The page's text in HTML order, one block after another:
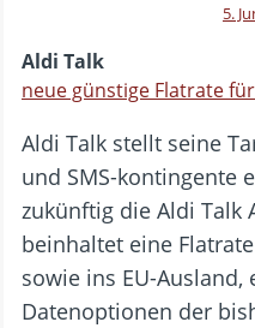
5.
Aldi Talk
neue günstige Flatrate
Aldi Talk stellt seine
und SMS-kontingente
zukünftig die Aldi Talk
beinhaltet eine
sowie ins EU-Ausland,
Datenoptionen der